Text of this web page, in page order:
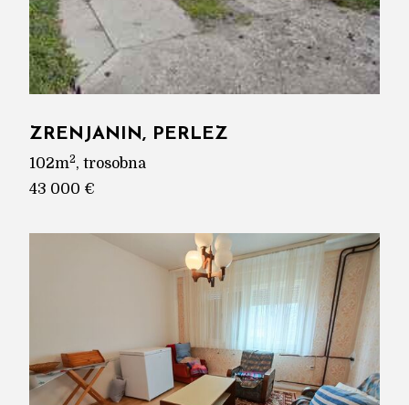
ZRENJANIN, PERLEZ
102m2, trosobna
43 000 €